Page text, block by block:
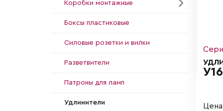
Коробки монтажные
Боксы пластиковые
Силовые розетки и вилки
Разветвители
Патроны для ламп
Удлинители Цена